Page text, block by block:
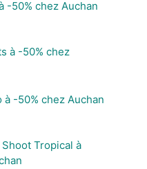
-50% chez Auchan
à -50% chez
-50% chez Auchan
Tropical à